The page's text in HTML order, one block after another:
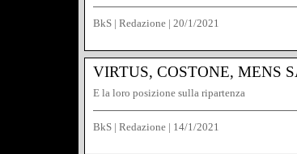
BkS | Redazione | 20/1/2021
VIRTUS, COSTONE, MENS
E la loro posizione sulla ripartenza
BkS | Redazione | 14/1/2021